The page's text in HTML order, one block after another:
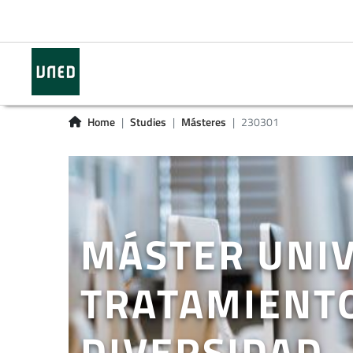
Home Studies Másteres 230301
MÁSTER